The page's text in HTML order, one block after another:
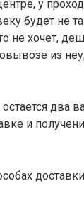
у
будет не
не хочет,
из
два
и